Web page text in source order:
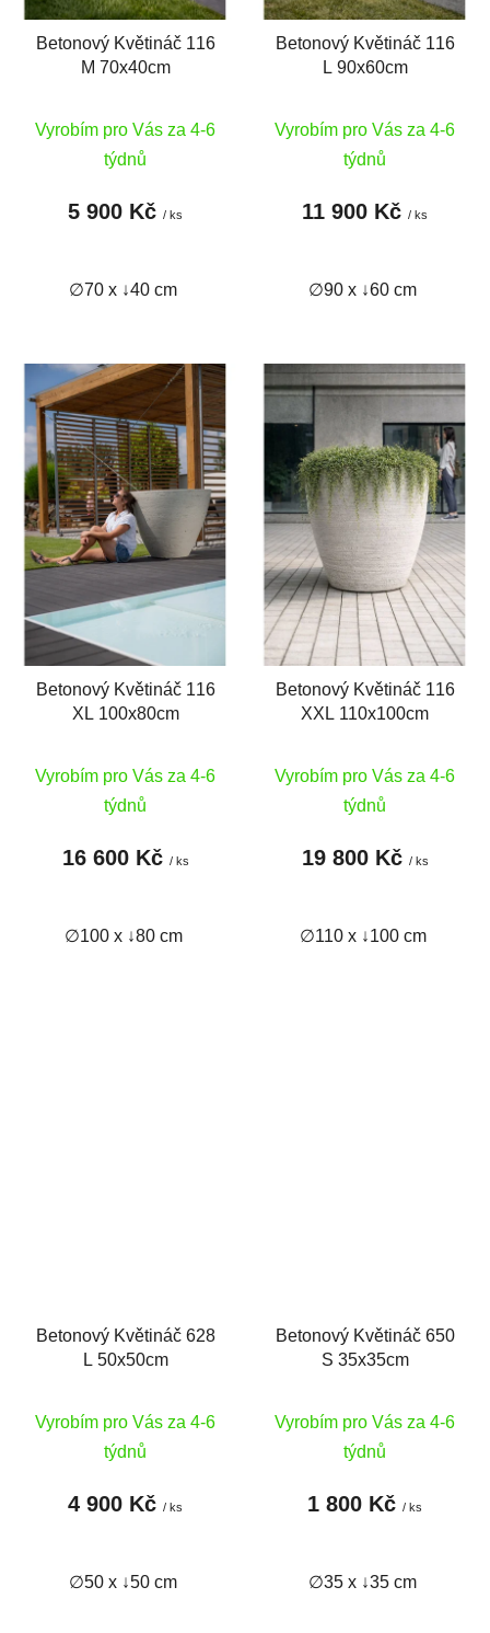
Betonový Květináč 116
M 70x40cm
Vyrobím pro Vás za 4-6
týdnů
5 900 Kč / ks
∅70 x ↓40 cm
Betonový Květináč 116
L 90x60cm
Vyrobím pro Vás za 4-6
týdnů
11 900 Kč / ks
∅90 x ↓60 cm
Betonový Květináč 116
XL 100x80cm
Vyrobím pro Vás za 4-6
týdnů
16 600 Kč / ks
∅100 x ↓80 cm
Betonový Květináč 116
XXL 110x100cm
Vyrobím pro Vás za 4-6
týdnů
19 800 Kč / ks
∅110 x ↓100 cm
Betonový Květináč 628
L 50x50cm
Vyrobím pro Vás za 4-6
týdnů
4 900 Kč / ks
∅50 x ↓50 cm
Betonový Květináč 650
S 35x35cm
Vyrobím pro Vás za 4-6
týdnů
1 800 Kč / ks
∅35 x ↓35 cm